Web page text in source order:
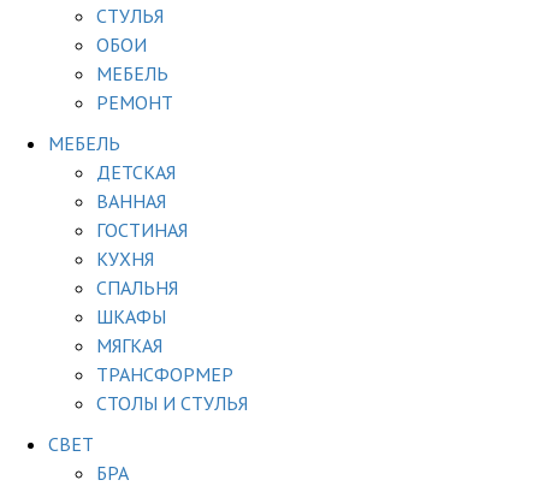
СТУЛЬЯ
ОБОИ
МЕБЕЛЬ
РЕМОНТ
МЕБЕЛЬ
ДЕТСКАЯ
ВАННАЯ
ГОСТИНАЯ
КУХНЯ
СПАЛЬНЯ
ШКАФЫ
МЯГКАЯ
ТРАНСФОРМЕР
СТОЛЫ И СТУЛЬЯ
СВЕТ
БРА